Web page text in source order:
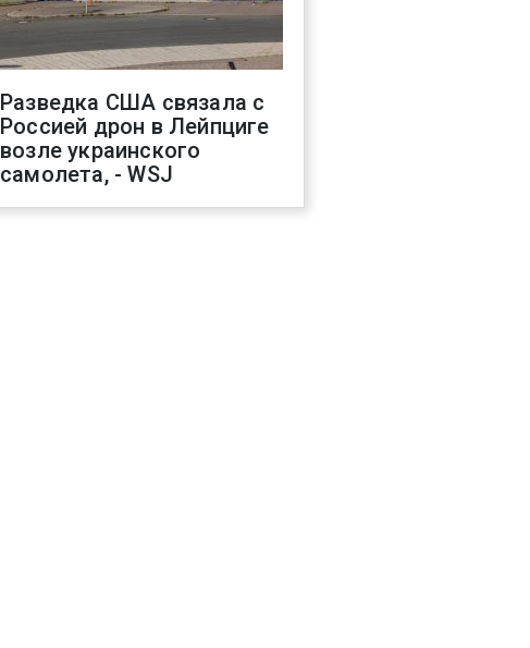
Разведка США связала с
Россией дрон в Лейпциге
возле украинского
самолета, - WSJ